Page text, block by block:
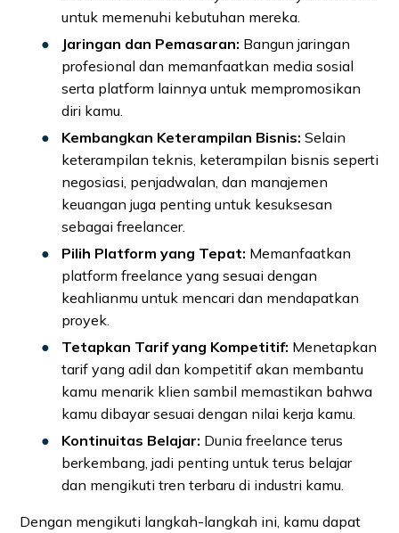
untuk memenuhi kebutuhan mereka.
Jaringan dan Pemasaran: Bangun jaringan
profesional dan memanfaatkan media sosial
serta platform lainnya untuk mempromosikan
diri kamu.
Kembangkan Keterampilan Bisnis: Selain
keterampilan teknis, keterampilan bisnis seperti
negosiasi, penjadwalan, dan manajemen
keuangan juga penting untuk kesuksesan
sebagai freelancer.
Pilih Platform yang Tepat: Memanfaatkan
platform freelance yang sesuai dengan
keahlianmu untuk mencari dan mendapatkan
proyek.
Tetapkan Tarif yang Kompetitif: Menetapkan
tarif yang adil dan kompetitif akan membantu
kamu menarik klien sambil memastikan bahwa
kamu dibayar sesuai dengan nilai kerja kamu.
Kontinuitas Belajar: Dunia freelance terus
berkembang, jadi penting untuk terus belajar
dan mengikuti tren terbaru di industri kamu.
Dengan mengikuti langkah-langkah ini, kamu dapat